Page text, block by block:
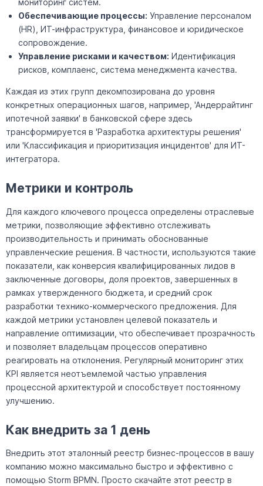
мониторинг систем.
Обеспечивающие процессы: Управление персоналом
(HR), ИТ-инфраструктура, финансовое и юридическое
сопровождение.
Управление рисками и качеством: Идентификация
рисков, комплаенс, система менеджмента качества.
Каждая из этих групп декомпозирована до уровня
конкретных операционных шагов, например, 'Андеррайтинг
ипотечной заявки' в банковской сфере здесь
трансформируется в 'Разработка архитектуры решения'
или 'Классификация и приоритизация инцидентов' для ИТ-
интегратора.
Метрики и контроль
Для каждого ключевого процесса определены отраслевые
метрики, позволяющие эффективно отслеживать
производительность и принимать обоснованные
управленческие решения. В частности, используются такие
показатели, как конверсия квалифицированных лидов в
заключенные договоры, доля проектов, завершенных в
рамках утвержденного бюджета, и средний срок
разработки технико-коммерческого предложения. Для
каждой метрики установлен целевой показатель и
направление оптимизации, что обеспечивает прозрачность
и позволяет владельцам процессов оперативно
реагировать на отклонения. Регулярный мониторинг этих
KPI является неотъемлемой частью управления
процессной архитектурой и способствует постоянному
улучшению.
Как внедрить за 1 день
Внедрить этот эталонный реестр бизнес-процессов в вашу
компанию можно максимально быстро и эффективно с
помощью Storm BPMN. Просто скачайте этот реестр в